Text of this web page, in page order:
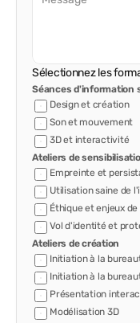
Sélectionnez les
Séances d'information
Design et création
Son et mouvement
3D et interactivité
Ateliers de
Empreinte et
Utilisation saine de
Éthique et enjeux
Vol d'identité et
Ateliers de création
Initiation à la
Initiation à la
Présentation
Modélisation 3D